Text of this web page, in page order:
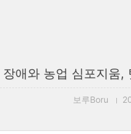
장애와 농업 심포지움,
보루Boru